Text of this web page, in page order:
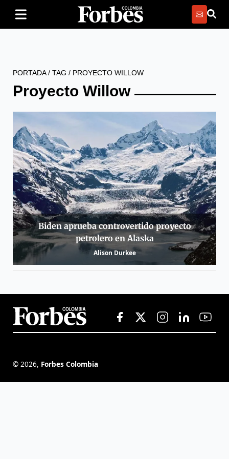
PORTADA/ TAG / PROYECTO WILLOW
Proyecto Willow
Biden aprueba controvertido proyecto
petrolero en Alaska
Alison Durkee
© 2026, Forbes Colombia